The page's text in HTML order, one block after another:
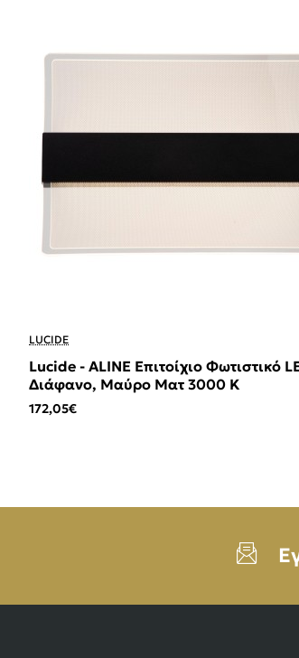
LUCIDE
Lucide - ALINE Επιτοίχιο Φωτιστικό
Διάφανο, Μαύρο Ματ 3000 K
172,05€